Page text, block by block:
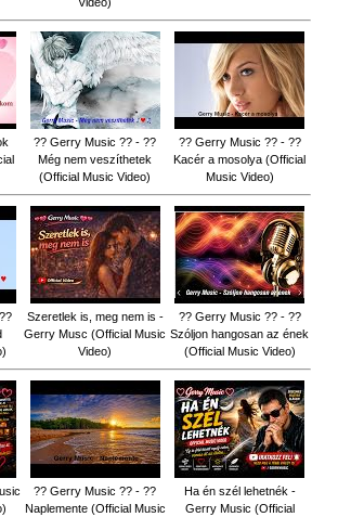
?? Gerry Music ?? - ??
Még nem veszíthetek
(Official Music Video)
?? Gerry Music ?? - ??
Kacér a mosolya (Official
Music Video)
Szeretlek is, meg nem is -
Gerry Musc (Official Music
Video)
?? Gerry Music ?? - ??
Szóljon hangosan az ének
(Official Music Video)
?? Gerry Music ?? - ??
Naplemente (Official Music
Ha én szél lehetnék -
Gerry Music (Official